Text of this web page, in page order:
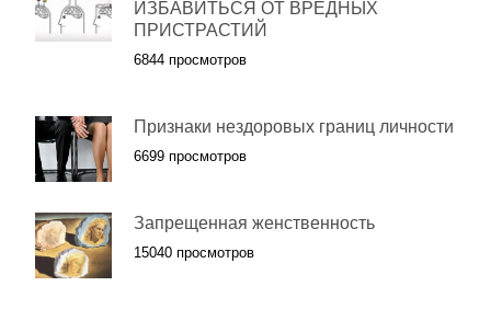
ИЗБАВИТЬСЯ ОТ ВРЕДНЫХ
ПРИСТРАСТИЙ
6844 просмотров
Признаки нездоровых границ личности
6699 просмотров
Запрещенная женственность
15040 просмотров